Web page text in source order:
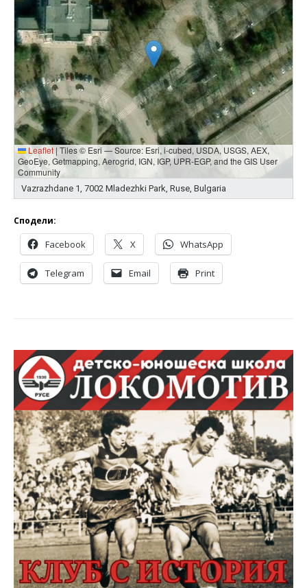
Leaflet | Tiles © Esri — Source: Esri, i-cubed, USDA, USGS, AEX,
GeoEye, Getmapping, Aerogrid, IGN, IGP, UPR-EGP, and the GIS User
Community
Vazrazhdane 1, 7002 Mladezhki Park, Ruse, Bulgaria
Сподели:
Facebook X WhatsApp
Telegram Email Print